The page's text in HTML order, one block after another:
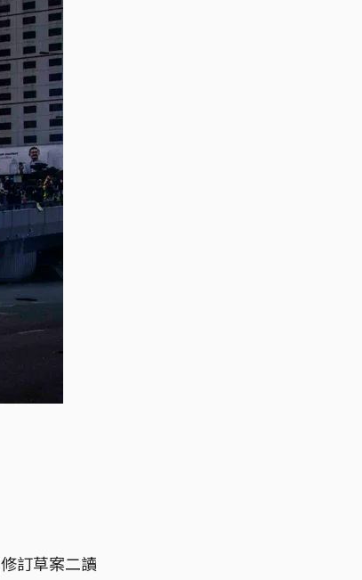
訂草案二讀